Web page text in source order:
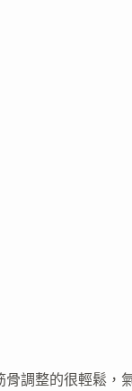
骨調整的很輕鬆，